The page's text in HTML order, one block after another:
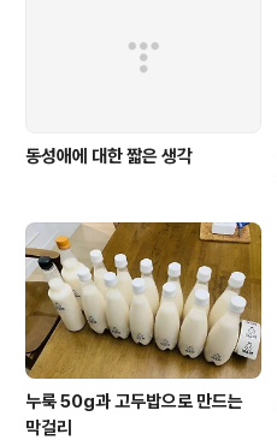
동성애에 대한 짧은 생각
누룩 50g과 고두밥으로 만드는
막걸리